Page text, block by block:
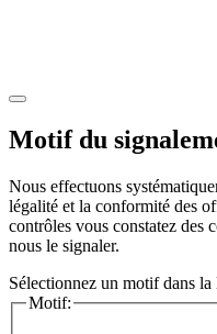
Motif du
Nous effectuons
légalité et la conformité des
contrôles vous constatez des
nous le signaler.
Sélectionnez un motif dans la
Motif: